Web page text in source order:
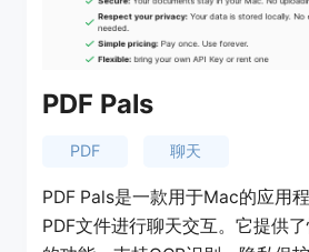
PDF Pals
PDF 聊天
PDF Pals是一款用于Mac的应用
PDF文件进行聊天交互。它提供